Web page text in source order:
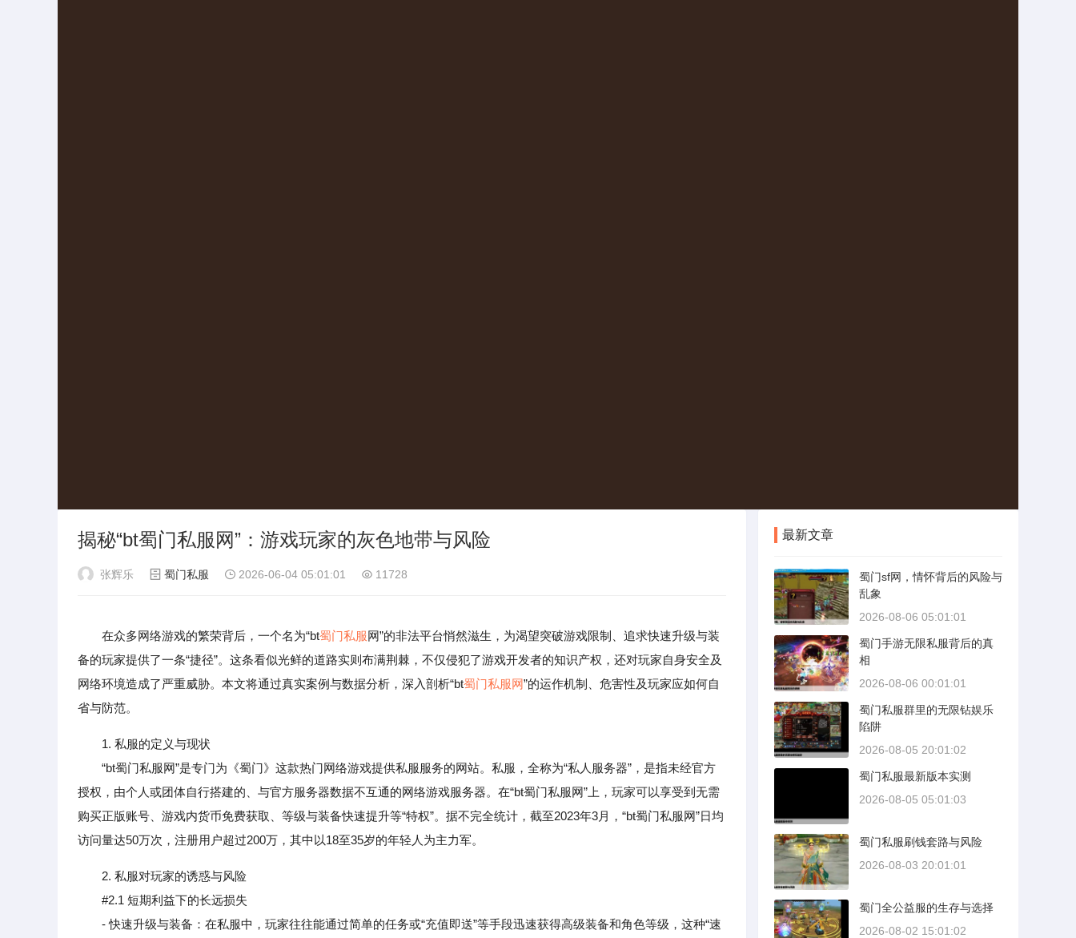
揭秘“bt蜀门私服网”：游戏玩家的灰色地带与风险
张辉乐 蜀门私服 2026-06-04 05:01:01 11728
在众多网络游戏的繁荣背后，一个名为“bt蜀门私服网”的非法平台悄然滋生，为渴望突破游戏限制、追求快速升级与装
备的玩家提供了一条“捷径”。这条看似光鲜的道路实则布满荆棘，不仅侵犯了游戏开发者的知识产权，还对玩家自身安全及
网络环境造成了严重威胁。本文将通过真实案例与数据分析，深入剖析“bt蜀门私服网”的运作机制、危害性及玩家应如何自
省与防范。
1. 私服的定义与现状
“bt蜀门私服网”是专门为《蜀门》这款热门网络游戏提供私服服务的网站。私服，全称为“私人服务器”，是指未经官方
授权，由个人或团体自行搭建的、与官方服务器数据不互通的网络游戏服务器。在“bt蜀门私服网”上，玩家可以享受到无需
购买正版账号、游戏内货币免费获取、等级与装备快速提升等“特权”。据不完全统计，截至2023年3月，“bt蜀门私服网”日均
访问量达50万次，注册用户超过200万，其中以18至35岁的年轻人为主力军。
2. 私服对玩家的诱惑与风险
#2.1 短期利益下的长远损失
- 快速升级与装备：在私服中，玩家往往能通过简单的任务或“充值即送”等手段迅速获得高级装备和角色等级，这种“速
最新文章
蜀门sf网，情怀背后的风险与
乱象
2026-08-06 05:01:01
蜀门手游无限私服背后的真
相
2026-08-06 00:01:01
蜀门私服群里的无限钻娱乐
陷阱
2026-08-05 20:01:02
蜀门私服最新版本实测
2026-08-05 05:01:03
蜀门私服刷钱套路与风险
2026-08-03 20:01:01
蜀门全公益服的生存与选择
2026-08-02 15:01:02